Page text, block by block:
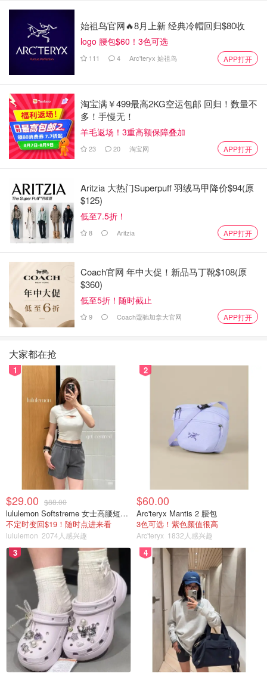
👩🏻‍🦰这个梳子跟了我多年了．
相片来自Mochacha 版权属于原作者
👩🏻‍🦰加柠檬汁
始祖鸟官网🔥8月上新 经典冷帽回归$80收
logo 腰包$60！3色可选
111 4 Arc'teryx 始祖鸟 APP打开
淘宝满￥499最高2KG空运包邮 回归！数量不
多！手慢无！
羊毛返场！3重高额保障叠加
23 20 淘宝网 APP打开
Aritzia 大热门Superpuff 羽绒马甲降价$94(原
$125)
低至7.5折！
8 Aritzia APP打开
Coach官网 年中大促！新品马丁靴$108(原
$360)
低至5折！随时截止
9 Coach蔻驰加拿大官网 APP打开
大家都在抢
1
$29.00 $88.00
lululemon Softstreme 女士高腰短裤 10cm
不定时变回$19！随时点进来看
lululemon 2074人感兴趣
2
$60.00
Arc'teryx Mantis 2 腰包
3色可选！紫色颜值很高
Arc'teryx 1832人感兴趣
3 4